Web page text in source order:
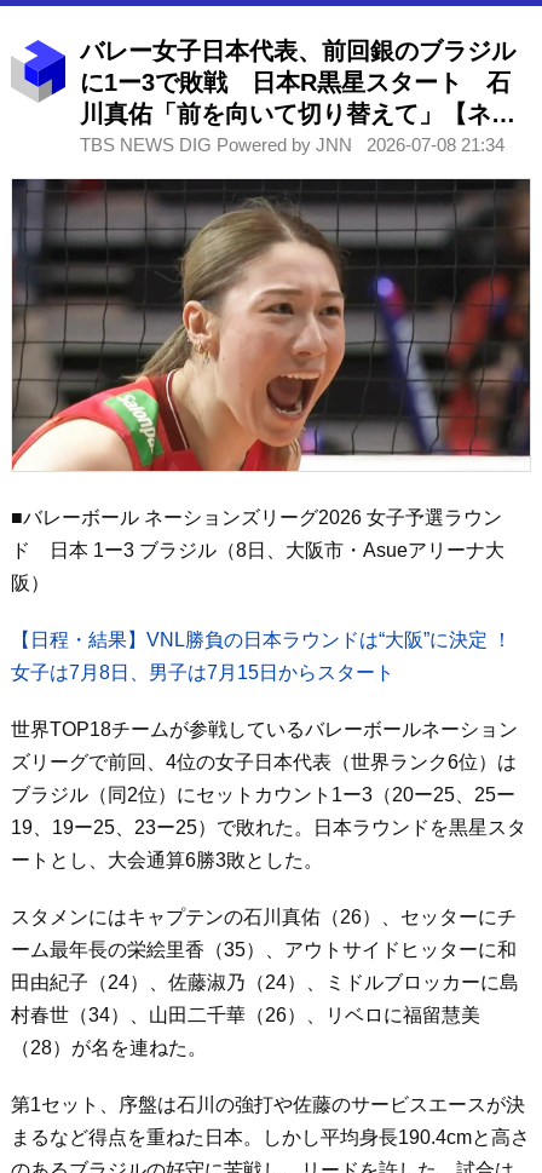
バレー女子日本代表、前回銀のブラジル
に1ー3で敗戦 日本R黒星スタート 石
川真佑「前を向いて切り替えて」【ネー
ションズリーグ】
TBS NEWS DIG Powered by JNN 2026-07-08 21:34
■バレーボール ネーションズリーグ2026 女子予選ラウン
ド 日本 1ー3 ブラジル（8日、大阪市・Asueアリーナ大
阪）
【日程・結果】VNL勝負の日本ラウンドは“大阪”に決定 ！
女子は7月8日、男子は7月15日からスタート
世界TOP18チームが参戦しているバレーボールネーション
ズリーグで前回、4位の女子日本代表（世界ランク6位）は
ブラジル（同2位）にセットカウント1ー3（20ー25、25ー
19、19ー25、23ー25）で敗れた。日本ラウンドを黒星スタ
ートとし、大会通算6勝3敗とした。
スタメンにはキャプテンの石川真佑（26）、セッターにチ
ーム最年長の栄絵里香（35）、アウトサイドヒッターに和
田由紀子（24）、佐藤淑乃（24）、ミドルブロッカーに島
村春世（34）、山田二千華（26）、リベロに福留慧美
（28）が名を連ねた。
第1セット、序盤は石川の強打や佐藤のサービスエースが決
まるなど得点を重ねた日本。しかし平均身長190.4cmと高さ